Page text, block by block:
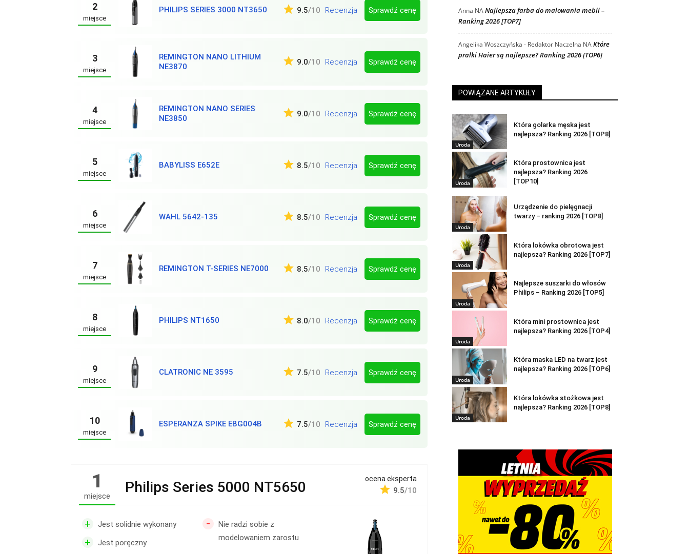
2
miejsce
PHILIPS SERIES 3000 NT3650 9.5/10 Recenzja Sprawdź cenę
3
miejsce
REMINGTON NANO LITHIUM
NE3870
9.0/10 Recenzja Sprawdź cenę
4
miejsce
REMINGTON NANO SERIES
NE3850
9.0/10 Recenzja Sprawdź cenę
5
miejsce
BABYLISS E652E 8.5/10 Recenzja Sprawdź cenę
6
miejsce
WAHL 5642-135 8.5/10 Recenzja Sprawdź cenę
7
miejsce
REMINGTON T-SERIES NE7000 8.5/10 Recenzja Sprawdź cenę
8
miejsce
PHILIPS NT1650 8.0/10 Recenzja Sprawdź cenę
9
miejsce
CLATRONIC NE 3595 7.5/10 Recenzja Sprawdź cenę
10
miejsce
ESPERANZA SPIKE EBG004B 7.5/10 Recenzja Sprawdź cenę
1
miejsce
Philips Series 5000 NT5650 ocena eksperta
9.5/10
+ Jest solidnie wykonany
+ Jest poręczny
-
Nie radzi sobie z
modelowaniem zarostu
Anna NANajlepsza farba do malowania mebli –
Ranking 2026 [TOP7]
Angelika Woszczyńska - Redaktor Naczelna NAKtóre
pralki Haier są najlepsze? Ranking 2026 [TOP6]
POWIĄZANE ARTYKUŁY
Uroda
Która golarka męska jest
najlepsza? Ranking 2026 [TOP8]
Uroda
Która prostownica jest
najlepsza? Ranking 2026
[TOP10]
Uroda
Urządzenie do pielęgnacji
twarzy – ranking 2026 [TOP8]
Uroda
Która lokówka obrotowa jest
najlepsza? Ranking 2026 [TOP7]
Uroda
Najlepsze suszarki do włosów
Philips – Ranking 2026 [TOP5]
Uroda
Która mini prostownica jest
najlepsza? Ranking 2026 [TOP4]
Uroda
Która maska LED na twarz jest
najlepsza? Ranking 2026 [TOP6]
Uroda
Która lokówka stożkowa jest
najlepsza? Ranking 2026 [TOP8]